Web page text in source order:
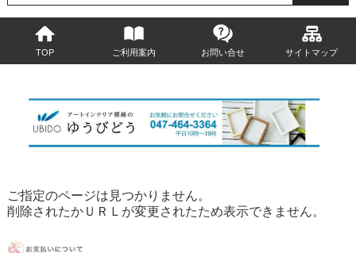
TOP ご利用案内 お問い合せ サイトマップ
ご指定のページは見つかりません。
削除されたかＵＲＬが変更されたため表示できません。